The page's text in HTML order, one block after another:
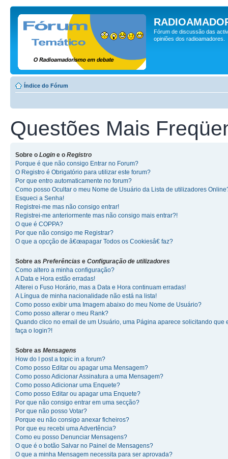
Fórum de discussão das
opiniões dos radioamadores.
Índice do Fórum
Questões Mais
Sobre o Login e o Registro
Porque é que não consigo Entrar no Forum?
O Registro é Obrigatório para utilizar este forum?
Por que entro automaticamente no forum?
Como posso Ocultar o meu Nome de Usuário da Lista de utilizadores
Esqueci a Senha!
Registrei-me mas não consigo entrar!
Registrei-me anteriormente mas não consigo mais entrar?!
O que é COPPA?
Por que não consigo me Registrar?
O que a opcção de â€œapagar Todos os Cookiesâ€ faz?
Sobre as Preferências e Configuração de utilizadores
Como altero a minha configuração?
A Data e Hora estão erradas!
Alterei o Fuso Horário, mas a Data e Hora continuam erradas!
A Língua de minha nacionalidade não está na lista!
Como posso exibir uma Imagem abaixo do meu Nome de Usuário?
Como posso alterar o meu Rank?
Quando clico no email de um Usuário, uma Página aparece solicitando que
faça o login?!
Sobre as Mensagens
How do I post a topic in a forum?
Como posso Editar ou apagar uma Mensagem?
Como posso Adicionar Assinatura a uma Mensagem?
Como posso Adicionar uma Enquete?
Como posso Editar ou apagar uma Enquete?
Por que não consigo entrar em uma secção?
Por que não posso Votar?
Porque eu não consigo anexar ficheiros?
Por que eu recebi uma Advertência?
Como eu posso Denunciar Mensagens?
O que é o botão Salvar no Painel de Mensagens?
O que a minha Mensagem necessita para ser aprovada?